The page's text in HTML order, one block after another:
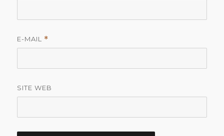
E-MAIL *
SITE WEB